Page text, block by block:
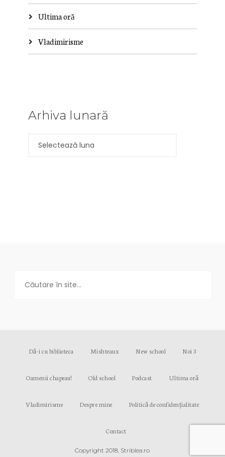
Ultima oră
Vladimirisme
Arhiva lunară
Dă-i cu biblioteca Mishteaux New school Noi 3
Oamenii chapeau! Old school Podcast Ultima oră
Vladimirisme Despre mine Politică de confidențialitate
Contact
Copyright 2018. Striblea.ro